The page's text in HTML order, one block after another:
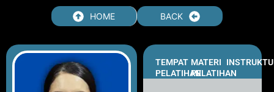
HOME BACK
TEMPAT
PELATIHAN
MATERI
PELATIHAN